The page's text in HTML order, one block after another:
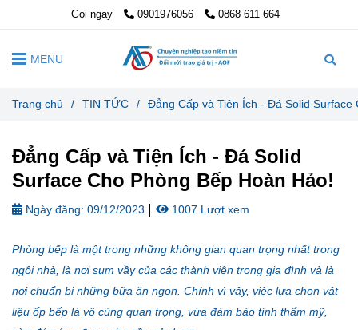
Gọi ngay 0901976056 0868 611 664
MENU
Trang chủ / TIN TỨC / Đẳng Cấp và Tiện Ích - Đá Solid Surface
Đẳng Cấp và Tiện Ích - Đá Solid
Surface Cho Phòng Bếp Hoàn Hảo!
Ngày đăng: 09/12/2023 1007 Lượt xem
Phòng bếp là một trong những không gian quan trọng nhất trong
ngôi nhà, là nơi sum vầy của các thành viên trong gia đình và là
nơi chuẩn bị những bữa ăn ngon. Chính vì vậy, việc lựa chọn vật
liệu ốp bếp là vô cùng quan trọng, vừa đảm bảo tính thẩm mỹ,